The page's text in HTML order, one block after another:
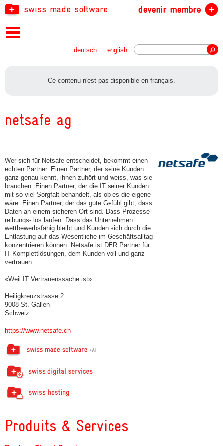
swiss made software devenir membre
english
deutsch
Ce contenu n'est pas disponible en français.
netsafe ag
Wer sich für Netsafe entscheidet, bekommt einen
echten Partner. Einen Partner, der seine Kunden
ganz genau kennt, ihnen zuhört und weiss, was sie
brauchen. Einen Partner, der die IT seiner Kunden
mit so viel Sorgfalt behandelt, als ob es die eigene
wäre. Einen Partner, der das gute Gefühl gibt, dass
Daten an einem sicheren Ort sind. Dass Prozesse
reibungs- los laufen. Dass das Unternehmen
wettbewerbsfähig bleibt und Kunden sich durch die
Entlastung auf das Wesentliche im Geschäftsalltag
konzentrieren können. Netsafe ist DER Partner für
IT-Komplettlösungen, dem Kunden voll und ganz
vertrauen.
«Weil IT Vertrauenssache ist»
Heiligkreuzstrasse 2
9008 St. Gallen
Schweiz
https://www.netsafe.ch
Produits & Services